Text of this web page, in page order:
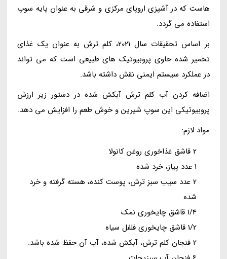
هاست که در آشپزی اروپای مرکزی و شرقی به عنوان پایه سوپ
استفاده می گردد.
بر اساس تحقیقات سال 2021، کلم ترش به عنوان یک غذای
تخمیر شده حاوی پروبیوتیک های طبیعی است که می تواند
در عملکرد سیستم ایمنی نقش داشته باشد.
اضافه کردن آب کلم ترش آبکش شده در دستور زیر ارزش
پروبیوتیکی این سوپ شیرین و خوش طعم را افزایش می دهد.
مواد لازم:
2 قاشق غذاخوری روغن کانولا
1 عدد پیاز، خرد شده
2 عدد سیب سبز ترش، پوست کنده، هسته گرفته و خرد
شده
1/4 قاشق چایخوری نمک
1/2 قاشق چایخوری فلفل سیاه
2 فنجان کلم ترش، آبکش شده، آب آن حفظ شده باشد.